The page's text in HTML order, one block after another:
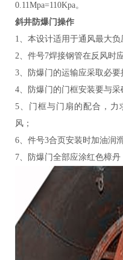
0.11Mpa=110Kpa。
斜井防爆门操作
1、本设计适用于通风最大负
2、件号7焊接钢管在反风时
3、防爆门的运输应采取必要
4、防爆门的门框安装要与采
5、门框与门扇的配合，
风；
6、件号3合页安装时加油润
7、防爆门全部应涂红色樟丹